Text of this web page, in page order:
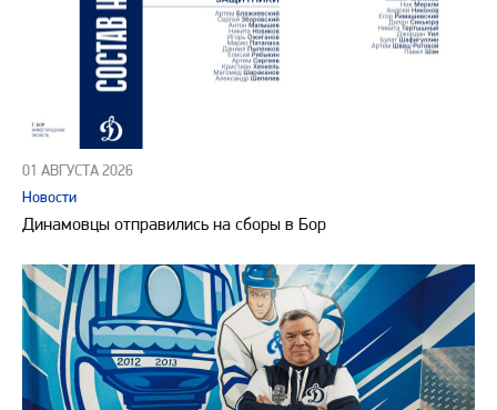
01 АВГУСТА 2026
Новости
Динамовцы отправились на сборы в Бор